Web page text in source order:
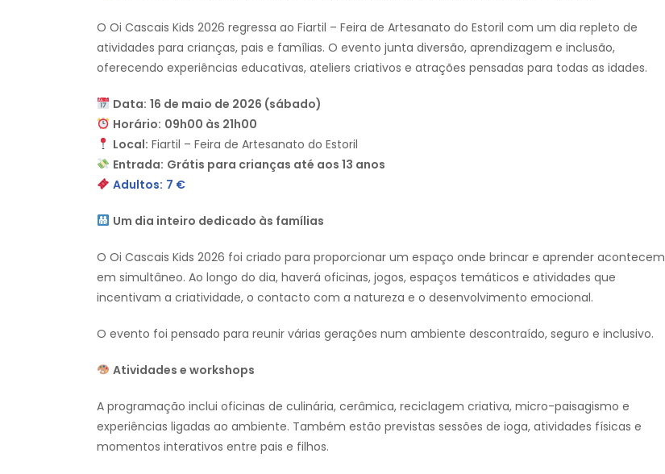
O Oi Cascais Kids 2026 regressa ao Fiartil – Feira de Artesanato do Estoril com um dia repleto de
atividades para crianças, pais e famílias. O evento junta diversão, aprendizagem e inclusão,
oferecendo experiências educativas, ateliers criativos e atrações pensadas para todas as idades.
Data: 16 de maio de 2026 (sábado)
Horário: 09h00 às 21h00
Local: Fiartil – Feira de Artesanato do Estoril
Entrada: Grátis para crianças até aos 13 anos
Adultos: 7 €
Um dia inteiro dedicado às famílias
O Oi Cascais Kids 2026 foi criado para proporcionar um espaço onde brincar e aprender acontecem
em simultâneo. Ao longo do dia, haverá oficinas, jogos, espaços temáticos e atividades que
incentivam a criatividade, o contacto com a natureza e o desenvolvimento emocional.
O evento foi pensado para reunir várias gerações num ambiente descontraído, seguro e inclusivo.
Atividades e workshops
A programação inclui oficinas de culinária, cerâmica, reciclagem criativa, micro-paisagismo e
experiências ligadas ao ambiente. Também estão previstas sessões de ioga, atividades físicas e
momentos interativos entre pais e filhos.